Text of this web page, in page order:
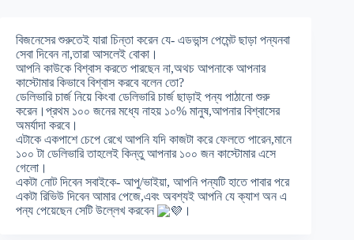
বিজনেসের শুরুতেই যারা চিন্তা করেন যে- এডভান্স পেমেন্ট ছাড়া পন্যনবা
সেবা দিবেন না,তারা আসলেই বোকা।
আপনি কাউকে বিশ্বাস করতে পারছেন না,অথচ আপনাকে আপনার
কাস্টোমার কিভাবে বিশ্বাস করবে বলেন তো?
ডেলিভারি চার্জ নিয়ে কিংবা ডেলিভারি চার্জ ছাড়াই পন্য পাঠানো শুরু
করেন।প্রথম ১০০ জনের মধ্যে নাহয় ১০% মানুষ,আপনার বিশ্বাসের
অমর্যাদা করবে।
এটাকে একপাশে চেপে রেখে আপনি যদি কাজটা করে ফেলতে পারেন,মানে
১০০ টা ডেলিভারি তাহলেই কিন্তু আপনার ১০০ জন কাস্টোমার এসে
গেলো।
একটা নোট দিবেন সবাইকে- আপু/ভাইয়া, আপনি পন্যটি হাতে পাবার পরে
একটা রিভিউ দিবেন আমার পেজে,এবং অবশ্যই আপনি যে ক্যাশ অন এ
পন্য পেয়েছেন সেটি উল্লেখ করবেন
।